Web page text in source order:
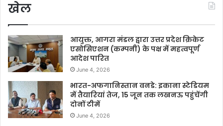
खेल
आयुक्त, आगरा मंडल द्वारा उत्तर प्रदेश क्रिकेट
एसोसिएशन (कम्पनी) के पक्ष में महत्वपूर्ण
आदेश पारित
June 4, 2026
भारत-अफगानिस्तान वनडे: इकाना स्टेडियम
में तैयारियां तेज, 15 जून तक लखनऊ पहुंचेंगी
दोनों टीमें
June 4, 2026